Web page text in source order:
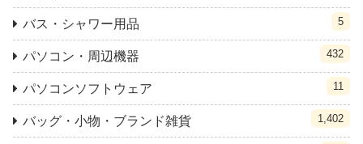
バス・シャワー用品 5
パソコン・周辺機器 432
パソコンソフトウェア 11
バッグ・小物・ブランド雑貨 1,402